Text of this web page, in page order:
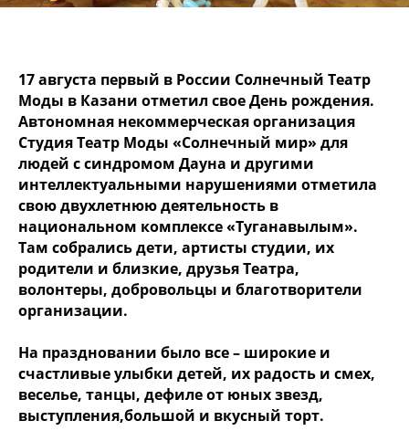
17 августа первый в России Солнечный Театр
Моды в Казани отметил свое День рождения.
Автономная некоммерческая организация
Студия Театр Моды «Солнечный мир» для
людей с синдромом Дауна и другими
интеллектуальными нарушениями отметила
свою двухлетнюю деятельность в
национальном комплексе «Туганавылым».
Там собрались дети, артисты студии, их
родители и близкие, друзья Театра,
волонтеры, добровольцы и благотворители
организации.
На праздновании было все – широкие и
счастливые улыбки детей, их радость и смех,
веселье, танцы, дефиле от юных звезд,
выступления,большой и вкусный торт.